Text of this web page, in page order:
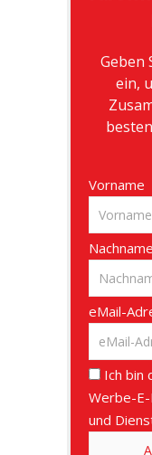
Geben
ein,
Vorname
Nachname
eMail-
Ich bin
Werbe-
und